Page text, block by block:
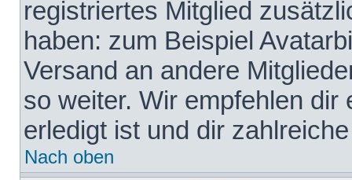
registriertes Mitglied
haben: zum Beispiel
Versand an andere
so weiter. Wir empfehlen
erledigt ist und dir
Nach oben